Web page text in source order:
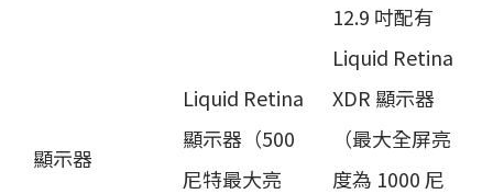
顯示器
Liquid Retina
顯示器（500
尼特最大亮
12.9 吋配有
Liquid Retina
XDR 顯示器
（最大全屏亮
度為 1000 尼